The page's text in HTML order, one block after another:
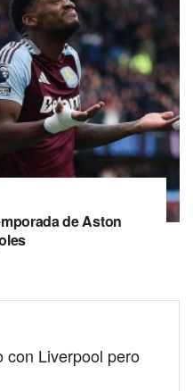
de Aston
con Liverpool pero